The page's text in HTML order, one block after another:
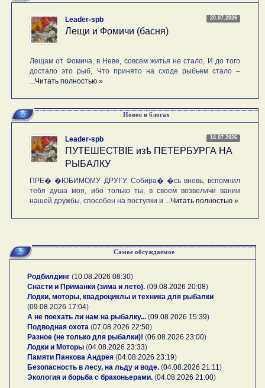
20.07.2026
Leader-spb
Лещи и Фомичи (басня)
Лещам от Фомича, в Неве, совсем житья не стало, И до того
достало это рыб, Что принято на сходе рыбьем стало –
Читать полностью »
Новое в блогах
14.07.2026
Leader-spb
ПУТЕШЕСТВIE изѣ ПЕТЕРБУРГА НА
РЫБАЛКУ
ПРЕ� �ЮБИМОМУ ДРУГУ. Собира� �сь вновь, вспомнил
тебя душа моя, ибо только ты, в своем возвеличи вании
нашей дружбы, способен на поступки и ... Читать полностью »
Самое обсуждаемое
Родбилдинг (10.08.2026 08:30)
Снасти и Приманки (зима и лето). (09.08.2026 20:08)
Лодки, моторы, квадроциклы и техника для рыбалки
(09.08.2026 17:04)
А не поехать ли нам на рыбалку... (09.08.2026 15:39)
Подводная охота (07.08.2026 22:50)
Разное (не только для рыбалки)! (06.08.2026 23:00)
Лодки и Моторы (04.08.2026 23:33)
Памяти Панкова Андрея (04.08.2026 23:19)
Безопасность в лесу, на льду и воде. (04.08.2026 21:11 )
Экология и борьба с браконьерами. (04.08.2026 21:00)